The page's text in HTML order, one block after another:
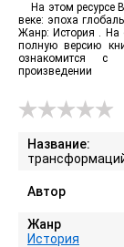
На этом ресурсе
веке: эпоха
Жанр: История . На
полную версию
ознакомится с
произведении
Название:
Автор
Жанр
История